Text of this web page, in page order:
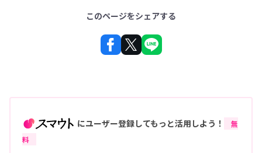
このページをシェアする
にユーザー登録してもっと活用しよう！
無
料